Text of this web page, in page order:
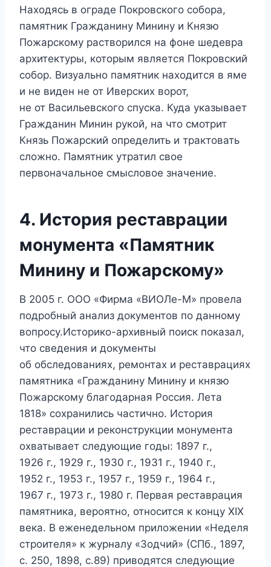
Находясь в ограде Покровского собора,
памятник Гражданину Минину и Князю
Пожарскому растворился на фоне шедевра
архитектуры, которым является Покровский
собор. Визуально памятник находится в яме
и не виден не от Иверских ворот,
не от Васильевского спуска. Куда указывает
Гражданин Минин рукой, на что смотрит
Князь Пожарский определить и трактовать
сложно. Памятник утратил свое
первоначальное смысловое значение.
4. История реставрации
монумента «Памятник
Минину и Пожарскому»
В 2005 г. ООО «Фирма «ВИОЛе-М» провела
подробный анализ документов по данному
вопросу.Историко-архивный поиск показал,
что сведения и документы
об обследованиях, ремонтах и реставрациях
памятника «Гражданину Минину и князю
Пожарскому благодарная Россия. Лета
1818» сохранились частично. История
реставрации и реконструкции монумента
охватывает следующие годы: 1897 г.,
1926 г., 1929 г., 1930 г., 1931 г., 1940 г.,
1952 г., 1953 г., 1957 г., 1959 г., 1964 г.,
1967 г., 1973 г., 1980 г. Первая реставрация
памятника, вероятно, относится к концу XIX
века. В еженедельном приложении «Неделя
строителя» к журналу «Зодчий» (СПб., 1897,
с. 250, 1898, с.89) приводятся следующие